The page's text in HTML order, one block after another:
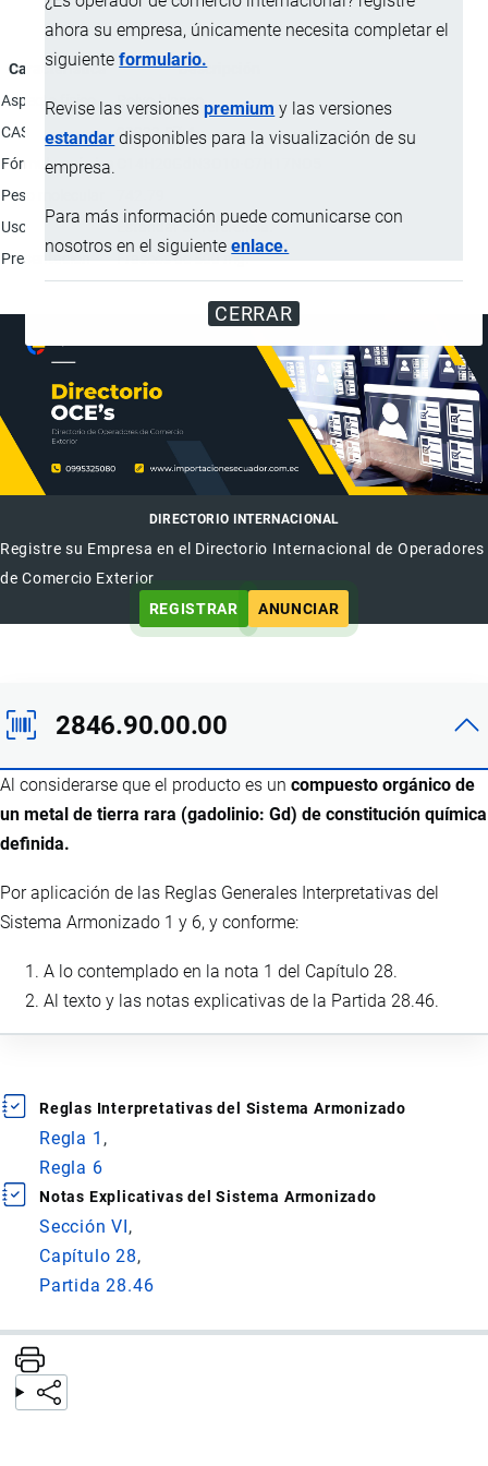
ahora su empresa, únicamente necesita completar el
siguienteformulario.
Revise las versionespremium y las versiones
estandar disponibles para la visualización de su
empresa.
Para más información puede comunicarse con
nosotros en el siguienteenlace.
CERRAR
Característica
Descripción
Aspecto físico
Polvo blanco.
CAS
92923-57-4
Fórmula química
Peso molecular
Uso
Estándar de referencia.
Presentación
Frascos de 500 mg.
DIRECTORIO INTERNACIONAL
Registre su Empresa en el Directorio Internacional de Operadores
de Comercio Exterior
REGISTRAR
ANUNCIAR
2846.90.00.00
Al considerarse que el producto es un compuesto orgánico de
un metal de tierra rara (gadolinio: Gd) de constitución química
definida.
Por aplicación de las Reglas Generales Interpretativas del
Sistema Armonizado 1 y 6, y conforme:
A lo contemplado en la nota 1 del Capítulo 28.
Al texto y las notas explicativas de la Partida 28.46.
Reglas Interpretativas del Sistema Armonizado
Regla 1
Regla 6
Notas Explicativas del Sistema Armonizado
Sección VI
Capítulo 28
Partida 28.46